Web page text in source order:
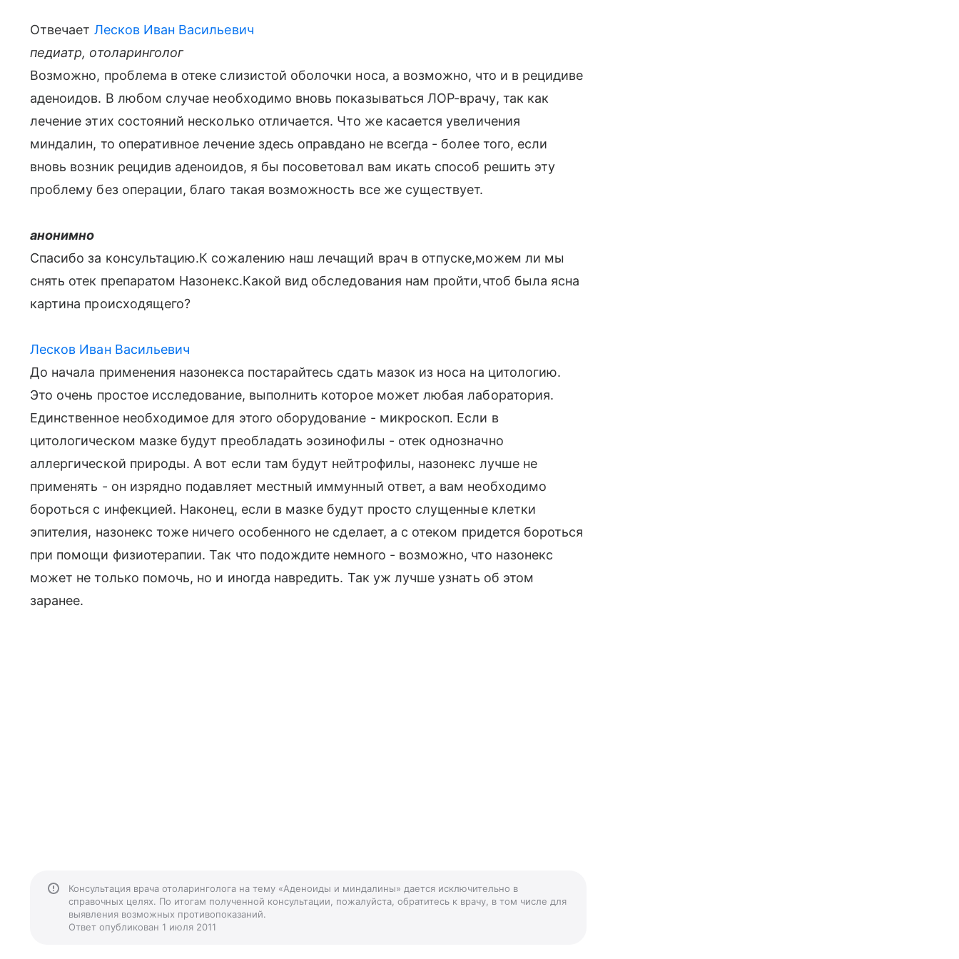
Отвечает Лесков Иван Васильевич
педиатр, отоларинголог
Возможно, проблема в отеке слизистой оболочки носа, а возможно, что и в рецидиве
аденоидов. В любом случае необходимо вновь показываться ЛОР-врачу, так как
лечение этих состояний несколько отличается. Что же касается увеличения
миндалин, то оперативное лечение здесь оправдано не всегда - более того, если
вновь возник рецидив аденоидов, я бы посоветовал вам икать способ решить эту
проблему без операции, благо такая возможность все же существует.
анонимно
Спасибо за консультацию.К сожалению наш лечащий врач в отпуске,можем ли мы
снять отек препаратом Назонекс.Какой вид обследования нам пройти,чтоб была ясна
картина происходящего?
Лесков Иван Васильевич
До начала применения назонекса постарайтесь сдать мазок из носа на цитологию.
Это очень простое исследование, выполнить которое может любая лаборатория.
Единственное необходимое для этого оборудование - микроскоп. Если в
цитологическом мазке будут преобладать эозинофилы - отек однозначно
аллергической природы. А вот если там будут нейтрофилы, назонекс лучше не
применять - он изрядно подавляет местный иммунный ответ, а вам необходимо
бороться с инфекцией. Наконец, если в мазке будут просто слущенные клетки
эпителия, назонекс тоже ничего особенного не сделает, а с отеком придется бороться
при помощи физиотерапии. Так что подождите немного - возможно, что назонекс
может не только помочь, но и иногда навредить. Так уж лучше узнать об этом
заранее.
Консультация врача отоларинголога на тему «Аденоиды и миндалины» дается исключительно в
справочных целях. По итогам полученной консультации, пожалуйста, обратитесь к врачу, в том числе для
выявления возможных противопоказаний.
Ответ опубликован 1 июля 2011